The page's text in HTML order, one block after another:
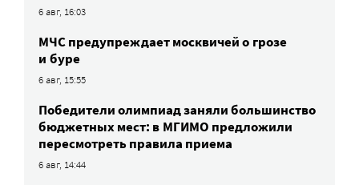
6 авг, 16:03
МЧС предупреждает москвичей о грозе
и буре
6 авг, 15:55
Победители олимпиад заняли большинство
бюджетных мест: в МГИМО предложили
пересмотреть правила приема
6 авг, 14:44